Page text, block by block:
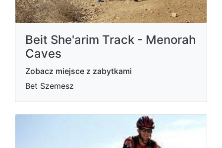
Beit She'arim Track - Menorah
Caves
Zobacz miejsce z zabytkami
Bet Szemesz